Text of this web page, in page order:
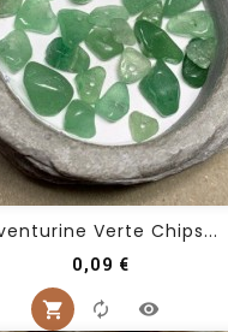
Verte Chips...
0,09 €